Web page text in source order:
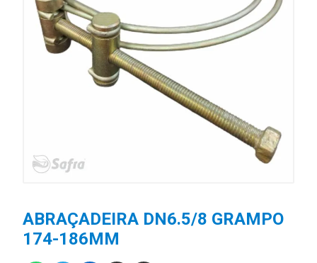
ABRAÇADEIRA DN6.5/8 GRAMPO
174-186MM